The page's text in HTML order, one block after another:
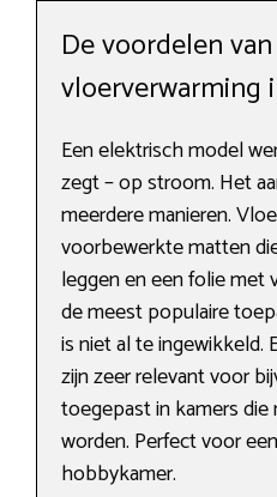
De voordelen
vloerverwarming
Een elektrisch model
zegt – op stroom. Het
meerdere manieren.
voorbewerkte matten
leggen en een folie met
de meest populaire
is niet al te ingewikkeld.
zijn zeer relevant voor
toegepast in kamers
worden. Perfect voor
hobbykamer.